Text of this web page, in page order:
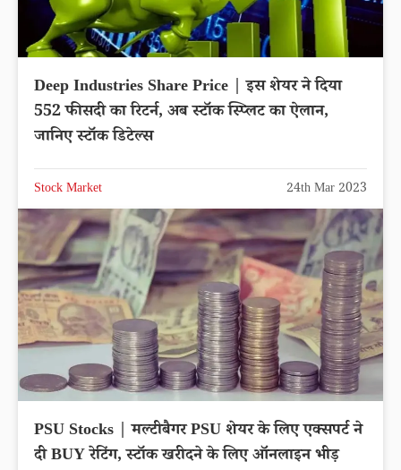
Deep Industries Share Price | इस शेयर ने दिया
552 फीसदी का रिटर्न, अब स्टॉक स्प्लिट का ऐलान,
जानिए स्टॉक डिटेल्स
Stock Market 24th Mar 2023
PSU Stocks | मल्टीबैगर PSU शेयर के लिए एक्सपर्ट ने
दी BUY रेटिंग, स्टॉक खरीदने के लिए ऑनलाइन भीड़